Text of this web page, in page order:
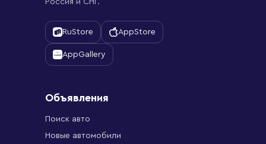
Россия и СНГ.
RuStore AppStore
AppGallery
Объявления
Поиск авто
Новые автомобили